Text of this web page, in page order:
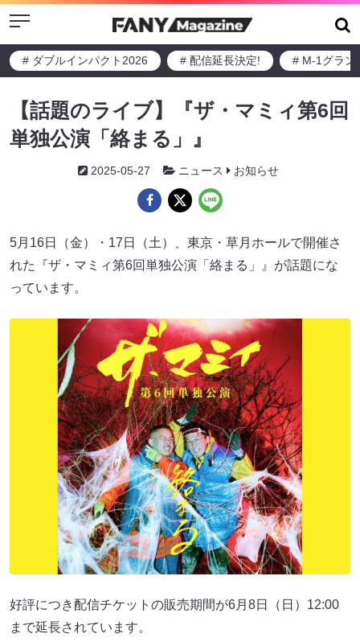
Menu
# ダブルインパクト2026 # 配信延長決定! # M-1グラン
【話題のライブ】『ザ・マミィ第6回
単独公演「絡まる」』
2025-05-27 ニュース お知らせ
5月16日（金）・17日（土）、東京・草月ホールで開催さ
れた『ザ・マミィ第6回単独公演「絡まる」』が話題にな
っています。
好評につき配信チケットの販売期間が6月8日（日）12:00
まで延長されています。